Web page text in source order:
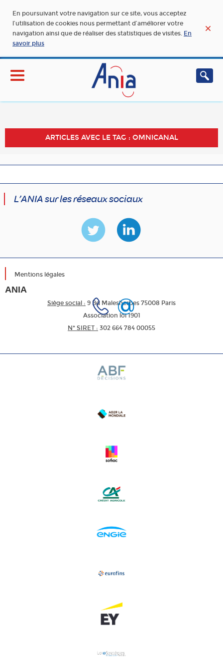
En poursuivant votre navigation sur ce site, vous acceptez
l’utilisation de cookies nous permettant d’améliorer votre
navigation ainsi que de réaliser des statistiques de visites. En
savoir plus
ARTICLES AVEC LE TAG : OMNICANAL
L’ANIA sur les réseaux sociaux
Mentions légales
ANIA
Siège social : 9 Bd Malesherbes 75008 Paris
Association loi 1901
N* SIRET : 302 664 784 00055